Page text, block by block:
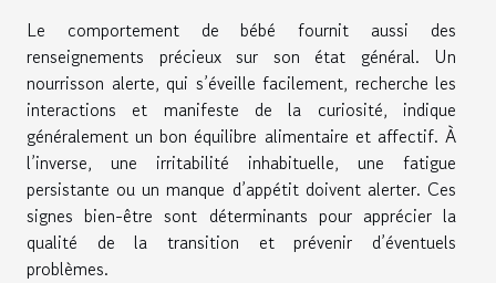
Le comportement de bébé fournit aussi des
renseignements précieux sur son état général. Un
nourrisson alerte, qui s’éveille facilement, recherche les
interactions et manifeste de la curiosité, indique
généralement un bon équilibre alimentaire et affectif. À
l’inverse, une irritabilité inhabituelle, une fatigue
persistante ou un manque d’appétit doivent alerter. Ces
signes bien-être sont déterminants pour apprécier la
qualité de la transition et prévenir d’éventuels
problèmes.